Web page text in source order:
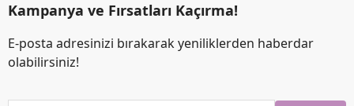
Kampanya ve Fırsatları Kaçırma!
E-posta adresinizi bırakarak yeniliklerden haberdar
olabilirsiniz!